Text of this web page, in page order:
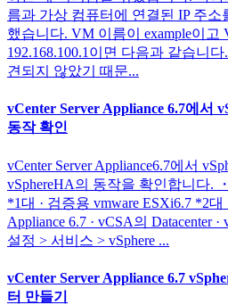
름과 가상 컴퓨터에 연결된 IP 주
했습니다. VM 이름이 example이고
192.168.100.1이면 다음과 같습니
견되지 않았기 때문...
vCenter Server Appliance 6.7에서
동작 확인
vCenter Server Appliance6.7에서
vSphereHA의 동작을 확인합니다.
*1대 · 검증용 vmware ESXi6.7 *2대
Appliance 6.7 · vCSA의 Datacenter
설정 > 서비스 > vSphere ...
vCenter Server Appliance 6.7
터 만들기